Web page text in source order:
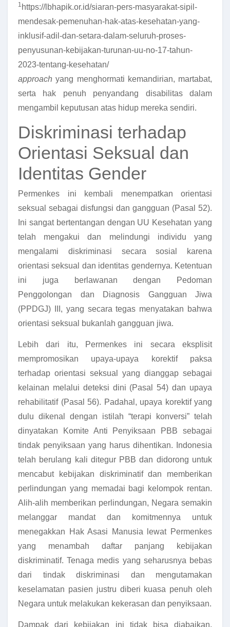
1 https://lbhapik.or.id/siaran-pers-masyarakat-sipil-
mendesak-pemenuhan-hak-atas-kesehatan-yang-
inklusif-adil-dan-setara-dalam-seluruh-proses-
penyusunan-kebijakan-turunan-uu-no-17-tahun-
2023-tentang-kesehatan/
approachyang menghormati kemandirian, martabat,
serta hak penuh penyandang disabilitas dalam
mengambil keputusan atas hidup mereka sendiri.
Diskriminasi terhadap
Orientasi Seksual dan
Identitas Gender
Permenkes ini kembali menempatkan orientasi
seksual sebagai disfungsi dan gangguan (Pasal 52).
Ini sangat bertentangan dengan UU Kesehatan yang
telah mengakui dan melindungi individu yang
mengalami diskriminasi secara sosial karena
orientasi seksual dan identitas gendernya. Ketentuan
ini juga berlawanan dengan Pedoman
Penggolongan dan Diagnosis Gangguan Jiwa
(PPDGJ) III, yang secara tegas menyatakan bahwa
orientasi seksual bukanlah gangguan jiwa.
Lebih dari itu, Permenkes ini secara eksplisit
mempromosikan upaya-upaya korektif paksa
terhadap orientasi seksual yang dianggap sebagai
kelainan melalui deteksi dini (Pasal 54) dan upaya
rehabilitatif (Pasal 56). Padahal, upaya korektif yang
dulu dikenal dengan istilah “terapi konversi” telah
dinyatakan Komite Anti Penyiksaan PBB sebagai
tindak penyiksaan yang harus dihentikan. Indonesia
telah berulang kali ditegur PBB dan didorong untuk
mencabut kebijakan diskriminatif dan memberikan
perlindungan yang memadai bagi kelompok rentan.
Alih-alih memberikan perlindungan, Negara semakin
melanggar mandat dan komitmennya untuk
menegakkan Hak Asasi Manusia lewat Permenkes
yang menambah daftar panjang kebijakan
diskriminatif. Tenaga medis yang seharusnya bebas
dari tindak diskriminasi dan mengutamakan
keselamatan pasien justru diberi kuasa penuh oleh
Negara untuk melakukan kekerasan dan penyiksaan.
Dampak dari kebijakan ini tidak bisa diabaikan.